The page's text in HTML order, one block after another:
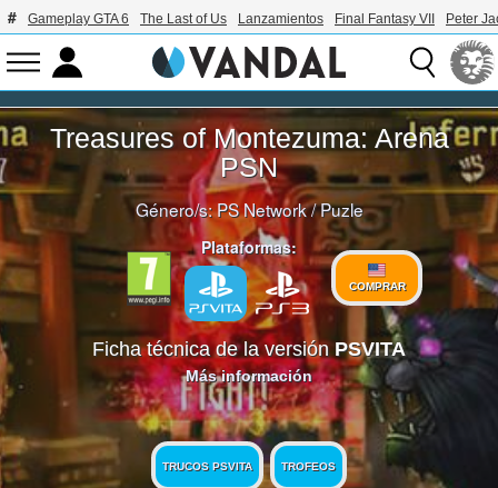
Gameplay GTA 6 The Last of Us Lanzamientos Final Fantasy VII Peter
Treasures of Montezuma: Arena
PSN
Género/s:PS Network/Puzle
Plataformas:
COMPRAR
Ficha técnica de la versión PSVITA
Más información
TRUCOS PSVITA TROFEOS